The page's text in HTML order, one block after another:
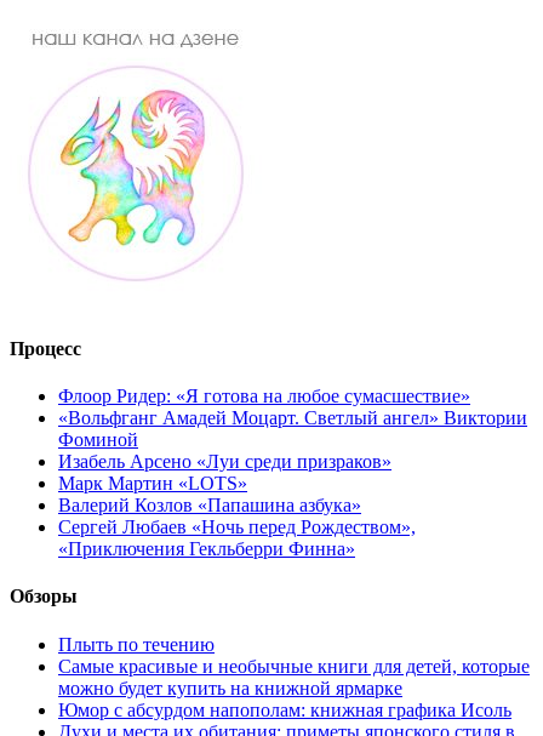
Процесс
Флоор Ридер: «Я готова на любое сумасшествие»
«Вольфганг Амадей Моцарт. Светлый ангел» Виктории
Фоминой
Изабель Арсено «Луи среди призраков»
Марк Мартин «LOTS»
Валерий Козлов «Папашина азбука»
Сергей Любаев «Ночь перед Рождеством»,
«Приключения Гекльберри Финна»
Обзоры
Плыть по течению
Самые красивые и необычные книги для детей, которые
можно будет купить на книжной ярмарке
Юмор с абсурдом напополам: книжная графика Исоль
Духи и места их обитания: приметы японского стиля в